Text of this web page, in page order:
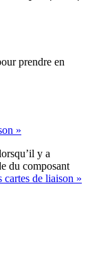
prendre en
»
y a
du composant
cartes de liaison »